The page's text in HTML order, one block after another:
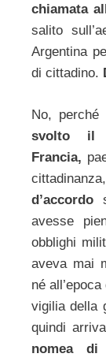
chiamata
salito
Argentina
di cittadino.
No, perché
svolto il
Francia,
cittadinanza,
d’accordo
avesse
obblighi
aveva mai
né
vigilia della
quindi
nomea